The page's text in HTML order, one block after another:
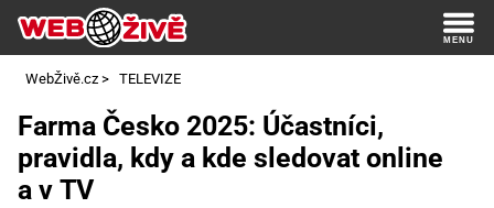
WebŽivě.cz > TELEVIZE
Farma Česko 2025: Účastníci,
pravidla, kdy a kde sledovat online
a v TV